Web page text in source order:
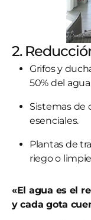
2.
Grifos y
50% del
Sistemas de
esenciales.
Plantas de
riego o
«El agua es el
y cada gota